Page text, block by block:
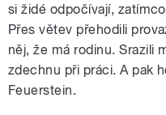
si židé odpočívají,
Přes větev přehodili
něj, že má rodinu. Srazili
zdechnu při práci. A pak
Feuerstein.